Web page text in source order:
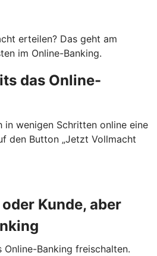
erteilen? Das geht am
im Online-Banking.
das Online-
in wenigen Schritten online eine
den Button „Jetzt Vollmacht
Kunde, aber
Online-Banking freischalten.